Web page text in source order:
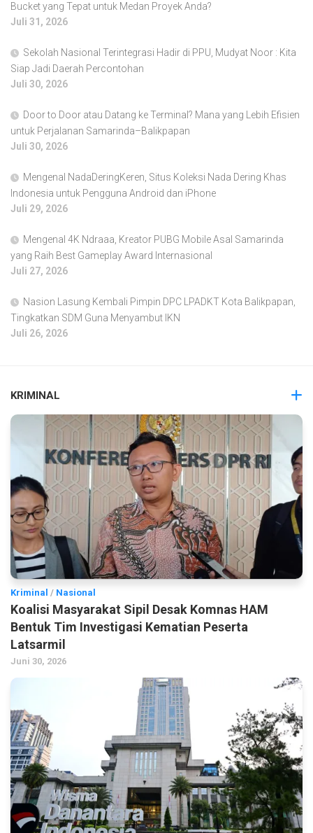
Bucket yang Tepat untuk Medan Proyek Anda?
Juli 31, 2026
Sekolah Nasional Terintegrasi Hadir di PPU, Mudyat Noor : Kita
Siap Jadi Daerah Percontohan
Juli 30, 2026
Door to Door atau Datang ke Terminal? Mana yang Lebih Efisien
untuk Perjalanan Samarinda–Balikpapan
Juli 30, 2026
Mengenal NadaDeringKeren, Situs Koleksi Nada Dering Khas
Indonesia untuk Pengguna Android dan iPhone
Juli 29, 2026
Mengenal 4K Ndraaa, Kreator PUBG Mobile Asal Samarinda
yang Raih Best Gameplay Award Internasional
Juli 27, 2026
Nasion Lasung Kembali Pimpin DPC LPADKT Kota Balikpapan,
Tingkatkan SDM Guna Menyambut IKN
Juli 26, 2026
KRIMINAL
Kriminal / Nasional
Koalisi Masyarakat Sipil Desak Komnas HAM
Bentuk Tim Investigasi Kematian Peserta
Latsarmil
Juni 30, 2026